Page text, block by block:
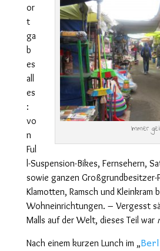
Immer geil
or
t
ga
b
es
all
es
:
vo
n
Ful
l-Suspension-Bikes, Fernsehern,
sowie ganzen Großgrundbesitzer-
Klamotten, Ramsch und Kleinkram
Wohneinrichtungen. – Vergesst
Malls auf der Welt, dieses Teil war
Nach einem kurzen Lunch im „